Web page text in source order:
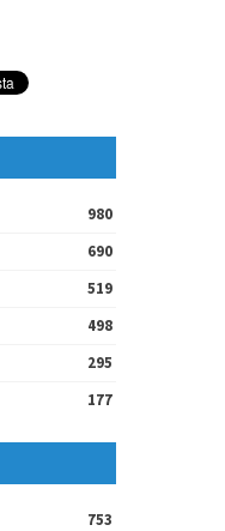
980
690
519
498
295
177
753